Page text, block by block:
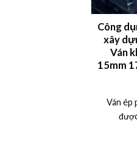
Công
xây
Ván
15mm
Ván ép